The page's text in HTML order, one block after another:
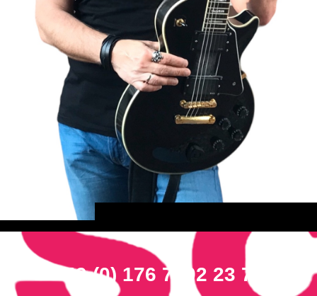
+49 (0) 176 7292 23 72